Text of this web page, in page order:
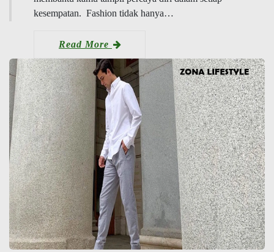
kesempatan. Fashion tidak hanya…
Read More